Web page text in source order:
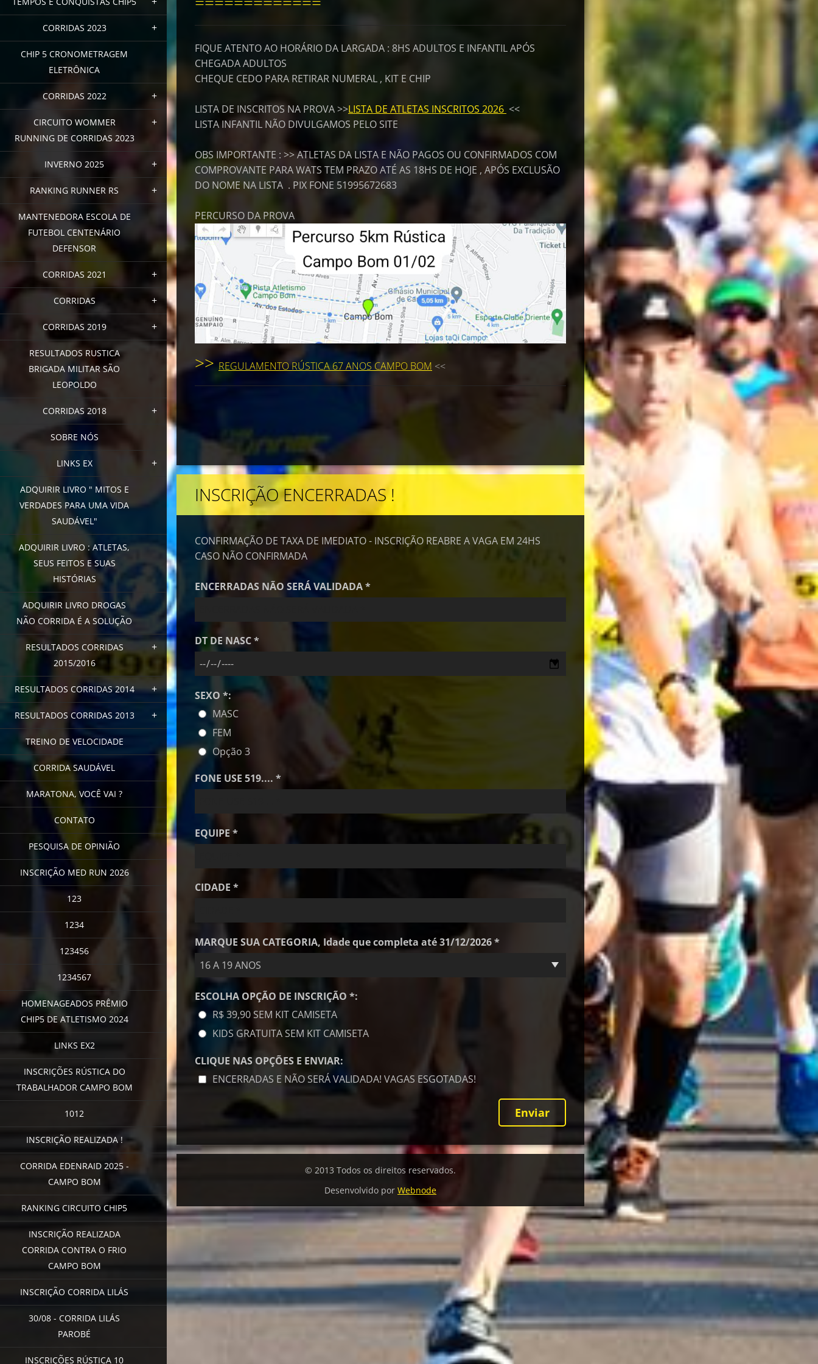
CORRIDAS 2023
CHIP 5 CRONOMETRAGEM
ELETRÔNICA
CORRIDAS 2022
CIRCUITO WOMMER
RUNNING DE CORRIDAS 2023
INVERNO 2025
RANKING RUNNER RS
MANTENEDORA ESCOLA DE
FUTEBOL CENTENÁRIO
DEFENSOR
CORRIDAS 2021
CORRIDAS
CORRIDAS 2019
RESULTADOS RUSTICA
BRIGADA MILITAR SÃO
LEOPOLDO
CORRIDAS 2018
SOBRE NÓS
LINKS EX
ADQUIRIR LIVRO " MITOS E
VERDADES PARA UMA VIDA
SAUDÁVEL"
ADQUIRIR LIVRO : ATLETAS,
SEUS FEITOS E SUAS
HISTÓRIAS
ADQUIRIR LIVRO DROGAS
NÃO CORRIDA É A SOLUÇÃO
RESULTADOS CORRIDAS
2015/2016
RESULTADOS CORRIDAS 2014
RESULTADOS CORRIDAS 2013
TREINO DE VELOCIDADE
CORRIDA SAUDÁVEL
MARATONA, VOCÊ VAI ?
CONTATO
PESQUISA DE OPINIÃO
INSCRIÇÃO MED RUN 2026
123
1234
123456
1234567
HOMENAGEADOS PRÊMIO
CHIP5 DE ATLETISMO 2024
LINKS EX2
INSCRIÇÕES RÚSTICA DO
TRABALHADOR CAMPO BOM
1012
INSCRIÇÃO REALIZADA !
CORRIDA EDENRAID 2025 -
CAMPO BOM
RANKING CIRCUITO CHIP5
INSCRIÇÃO REALIZADA
CORRIDA CONTRA O FRIO
CAMPO BOM
INSCRIÇÃO CORRIDA LILÁS
30/08 - CORRIDA LILÁS
PAROBÉ
INSCRIÇÕES RÚSTICA 10
FIQUE ATENTO AO HORÁRIO DA LARGADA : 8HS ADULTOS E INFANTIL APÓS
CHEGADA ADULTOS
CHEQUE CEDO PARA RETIRAR NUMERAL , KIT E CHIP
LISTA DE INSCRITOS NA PROVA >>LISTA DE ATLETAS INSCRITOS 2026 <<
LISTA INFANTIL NÃO DIVULGAMOS PELO SITE
OBS IMPORTANTE : >> ATLETAS DA LISTA E NÃO PAGOS OU CONFIRMADOS COM
COMPROVANTE PARA WATS TEM PRAZO ATÉ AS 18HS DE HOJE , APÓS EXCLUSÃO
DO NOME NA LISTA . PIX FONE 51995672683
PERCURSO DA PROVA
>> REGULAMENTO RÚSTICA 67 ANOS CAMPO BOM <<
INSCRIÇÃO ENCERRADAS !
CONFIRMAÇÃO DE TAXA DE IMEDIATO - INSCRIÇÃO REABRE A VAGA EM 24HS
CASO NÃO CONFIRMADA
ENCERRADAS NÃO SERÁ VALIDADA *
DT DE NASC *
SEXO *:
MASC
FEM
Opção 3
FONE USE 519.... *
EQUIPE *
CIDADE *
MARQUE SUA CATEGORIA, Idade que completa até 31/12/2026 *
16 A 19 ANOS
ESCOLHA OPÇÃO DE INSCRIÇÃO *:
R$ 39,90 SEM KIT CAMISETA
KIDS GRATUITA SEM KIT CAMISETA
CLIQUE NAS OPÇÕES E ENVIAR:
ENCERRADAS E NÃO SERÁ VALIDADA! VAGAS ESGOTADAS!
© 2013 Todos os direitos reservados.
Desenvolvido por Webnode